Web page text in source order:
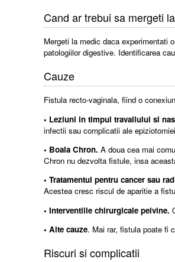
Cand ar trebui sa mergeti
Mergeti la medic daca experimentati
patologiilor digestive. Identificarea
Cauze
Fistula recto-vaginala, fiind o
• Leziuni in timpul travaliului si
infectii sau complicatii ale
• Boala Chron.A doua cea mai
Chron nu dezvolta fistule, insa
• Tratamentul pentru cancer sau
Acestea cresc riscul de aparitie a
• Interventiile chirurgicale pelvine.
• Alte cauze. Mai rar, fistula poate fi
Riscuri si complicatii